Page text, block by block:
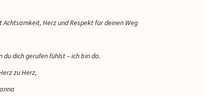
Herz und Respekt für deinen Weg
du dich gerufen fühlst – ich bin da.
zu Herz,